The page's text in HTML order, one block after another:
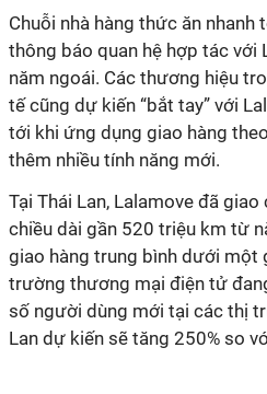
Chuỗi nhà hàng thức ăn nhanh
thông báo quan hệ hợp tác với
năm ngoái. Các thương hiệu
tế cũng dự kiến “bắt tay” với
tới khi ứng dụng giao hàng
thêm nhiều tính năng mới.
Tại Thái Lan, Lalamove đã
chiều dài gần 520 triệu km từ
giao hàng trung bình dưới một
trường thương mại điện tử
số người dùng mới tại các thị
Lan dự kiến sẽ tăng 250% so